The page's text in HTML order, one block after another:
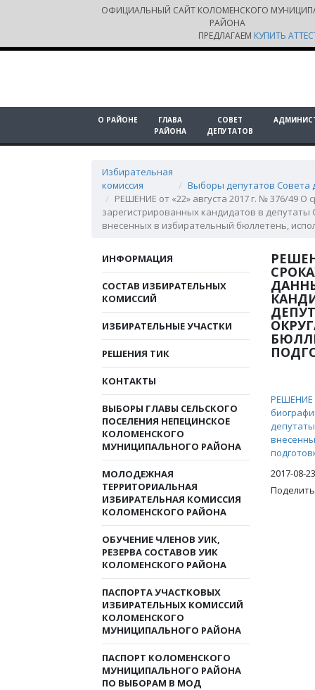
ОФИЦИАЛЬНЫЙ САЙТ КОЛОМЕНСКОГО
РАЙОНА
ПРЕДЛАГАЕМ КУПИТЬ
О РАЙОНЕ
ГЛАВА
РАЙОНА
СОВЕТ
ДЕПУТАТОВ
Избирательная
комиссия
Выборы депутатов Совета
РЕШЕНИЕ от «22» августа 2017 г. № 376/49
зарегистрированных кандидатов в депутаты
внесенных в избирательный бюллетень,
ИНФОРМАЦИЯ
СОСТАВ ИЗБИРАТЕЛЬНЫХ
КОМИССИЙ
ИЗБИРАТЕЛЬНЫЕ УЧАСТКИ
РЕШЕНИЯ ТИК
КОНТАКТЫ
ВЫБОРЫ ГЛАВЫ СЕЛЬСКОГО
ПОСЕЛЕНИЯ НЕПЕЦИНСКОЕ
КОЛОМЕНСКОГО
МУНИЦИПАЛЬНОГО РАЙОНА
МОЛОДЕЖНАЯ
ТЕРРИТОРИАЛЬНАЯ
ИЗБИРАТЕЛЬНАЯ КОМИССИЯ
КОЛОМЕНСКОГО РАЙОНА
ОБУЧЕНИЕ ЧЛЕНОВ УИК,
РЕЗЕРВА СОСТАВОВ УИК
КОЛОМЕНСКОГО РАЙОНА
ПАСПОРТА УЧАСТКОВЫХ
ИЗБИРАТЕЛЬНЫХ КОМИССИЙ
КОЛОМЕНСКОГО
МУНИЦИПАЛЬНОГО РАЙОНА
ПАСПОРТ КОЛОМЕНСКОГО
МУНИЦИПАЛЬНОГО РАЙОНА
ПО ВЫБОРАМ В МОД
РЕШЕНИЕ
2017-08-23